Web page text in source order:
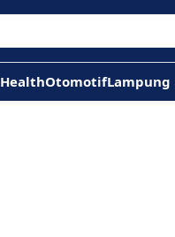
HealthOtomotifLampung